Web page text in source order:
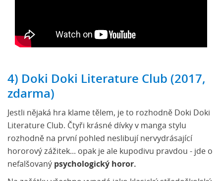
4) Doki Doki Literature Club (2017,
zdarma)
Jestli nějaká hra klame tělem, je to rozhodně Doki Doki
Literature Club. Čtyři krásné dívky v manga stylu
rozhodně na první pohled neslibují nervydrásající
hororový zážitek... opak je ale kupodivu pravdou - jde o
nefalšovaný psychologický horor.